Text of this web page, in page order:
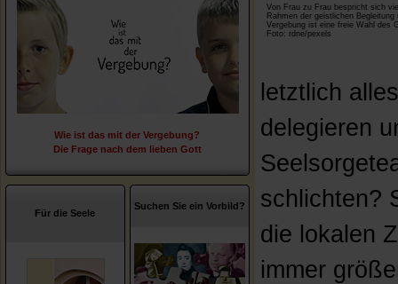
Wie ist das mit der Vergebung?
Die Frage nach dem lieben Gott
Für die Seele
Suchen Sie ein Vorbild?
Von Frau zu Frau bespricht sich
Rahmen der geistlichen
Vergebung ist eine freie Wahl des
Foto: rdne/pexels
letztlich
delegieren
schlichten?
die lokalen
immer